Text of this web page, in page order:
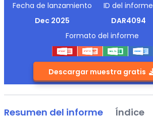
Fecha de lanzamiento
Dec 2025
ID del informe
DAR4094
Formato del informe
Descargar muestra gratis
Resumen del informe Índice